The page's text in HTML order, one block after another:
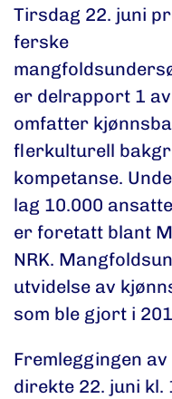
Tirsdag 22. juni
ferske
er delrapport 1
omfatter
flerkulturell
kompetanse.
lag 10.000
er foretatt blant
NRK.
utvidelse av
som ble gjort i
Fremleggingen
direkte 22. juni kl.